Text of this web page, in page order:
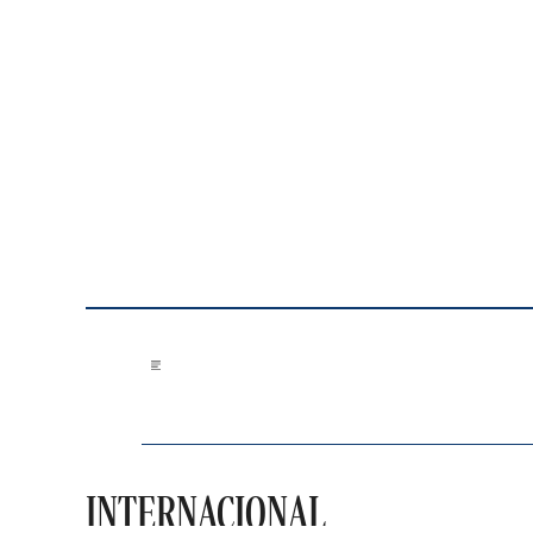
INTERNACIONAL